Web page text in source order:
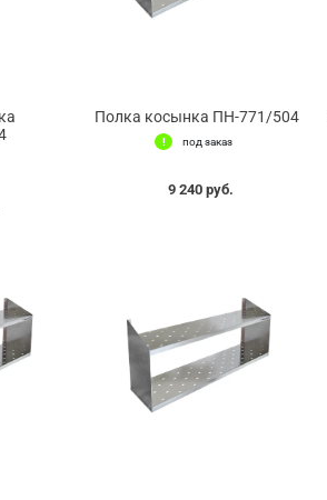
Полка косынка ПН-771/504
под заказ
9 240 руб.